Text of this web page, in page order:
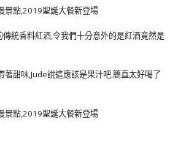
統香料紅酒,令我們十分意外的是紅酒竟然是
著甜味,Jude說這應該是果汁吧,簡直太好喝了